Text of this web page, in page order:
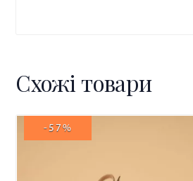
Схожі товари
-57%